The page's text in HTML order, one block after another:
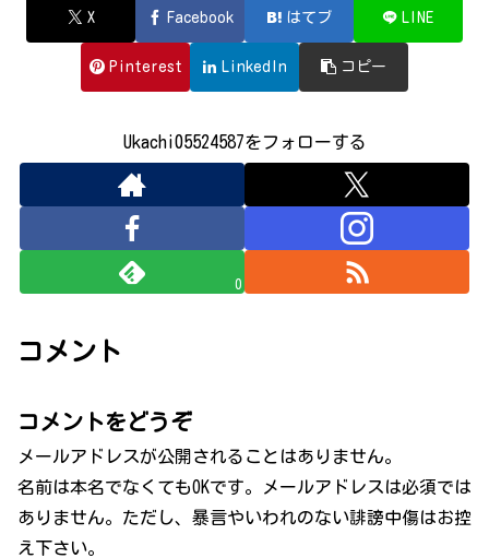
X Facebook はてブ LINE
Pinterest LinkedIn コピー
Ukachi05524587をフォローする
0
コメント
コメントをどうぞ
メールアドレスが公開されることはありません。
名前は本名でなくてもOKです。メールアドレスは必須では
ありません。ただし、暴言やいわれのない誹謗中傷はお控
え下さい。